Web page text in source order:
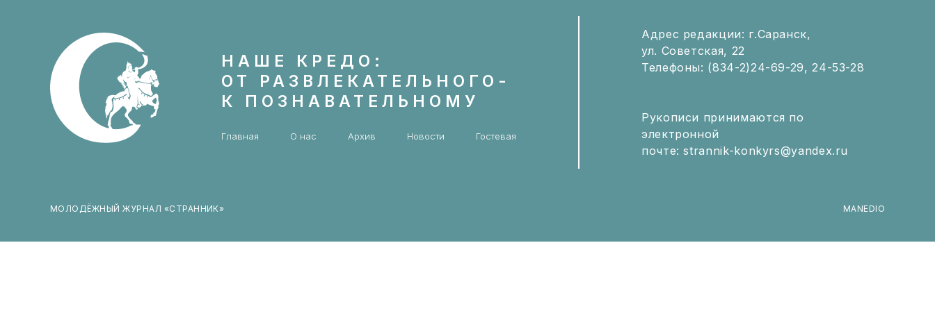
НАШЕ КРЕДО:
ОТ РАЗВЛЕКАТЕЛЬНОГО-
К ПОЗНАВАТЕЛЬНОМУ
Главная О нас Архив Новости Гостевая
Адрес редакции: г.Саранск,
ул. Советская, 22
Телефоны: (834-2)24-69-29, 24-53-28
Рукописи принимаются по
электронной
почте: strannik-konkyrs@yandex.ru
МОЛОДЁЖНЫЙ ЖУРНАЛ «СТРАННИК» MANEDIO